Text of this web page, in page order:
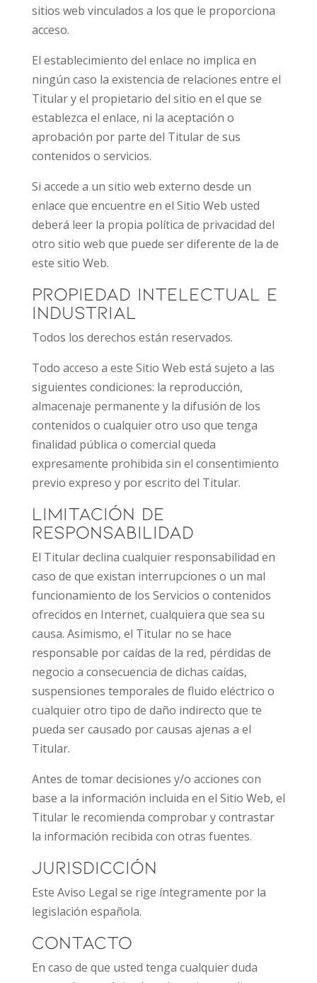
sitios web vinculados a los que le proporciona
acceso.
El establecimiento del enlace no implica en
ningún caso la existencia de relaciones entre el
Titular y el propietario del sitio en el que se
establezca el enlace, ni la aceptación o
aprobación por parte del Titular de sus
contenidos o servicios.
Si accede a un sitio web externo desde un
enlace que encuentre en el Sitio Web usted
deberá leer la propia política de privacidad del
otro sitio web que puede ser diferente de la de
este sitio Web.
Propiedad intelectual e
industrial
Todos los derechos están reservados.
Todo acceso a este Sitio Web está sujeto a las
siguientes condiciones: la reproducción,
almacenaje permanente y la difusión de los
contenidos o cualquier otro uso que tenga
finalidad pública o comercial queda
expresamente prohibida sin el consentimiento
previo expreso y por escrito del Titular.
Limitación de
responsabilidad
El Titular declina cualquier responsabilidad en
caso de que existan interrupciones o un mal
funcionamiento de los Servicios o contenidos
ofrecidos en Internet, cualquiera que sea su
causa. Asimismo, el Titular no se hace
responsable por caídas de la red, pérdidas de
negocio a consecuencia de dichas caídas,
suspensiones temporales de fluido eléctrico o
cualquier otro tipo de daño indirecto que te
pueda ser causado por causas ajenas a el
Titular.
Antes de tomar decisiones y/o acciones con
base a la información incluida en el Sitio Web, el
Titular le recomienda comprobar y contrastar
la información recibida con otras fuentes.
Jurisdicción
Este Aviso Legal se rige íntegramente por la
legislación española.
Contacto
En caso de que usted tenga cualquier duda